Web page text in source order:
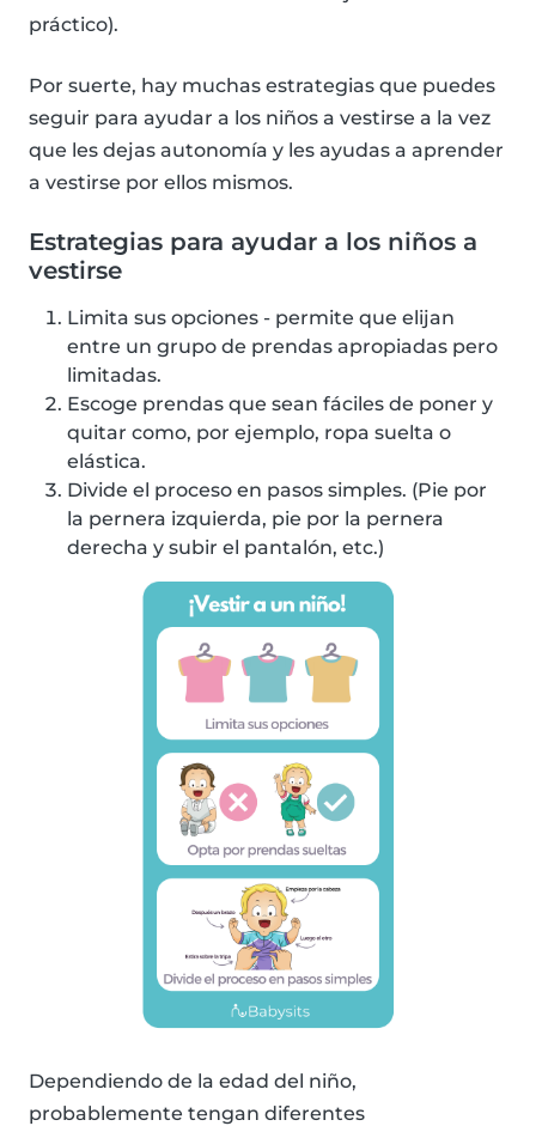
práctico).
Por suerte, hay muchas estrategias que puedes
seguir para ayudar a los niños a vestirse a la vez
que les dejas autonomía y les ayudas a aprender
a vestirse por ellos mismos.
Estrategias para ayudar a los niños a
vestirse
Limita sus opciones - permite que elijan
entre un grupo de prendas apropiadas pero
limitadas.
Escoge prendas que sean fáciles de poner y
quitar como, por ejemplo, ropa suelta o
elástica.
Divide el proceso en pasos simples. (Pie por
la pernera izquierda, pie por la pernera
derecha y subir el pantalón, etc.)
Dependiendo de la edad del niño,
probablemente tengan diferentes